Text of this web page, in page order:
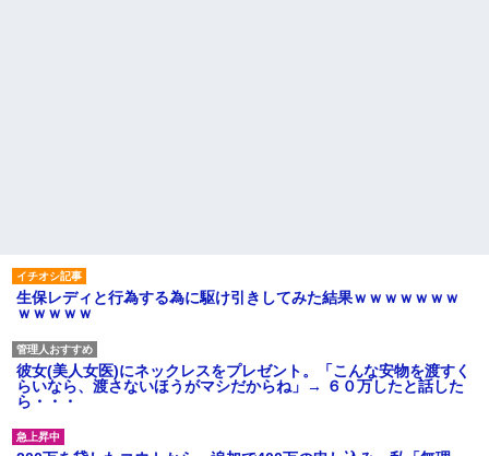
生保レディと行為する為に駆け引きしてみた結果ｗｗｗｗｗｗｗ
ｗｗｗｗｗ
彼女(美人女医)にネックレスをプレゼント。「こんな安物を渡すく
らいなら、渡さないほうがマシだからね」→ ６０万したと話した
ら・・・